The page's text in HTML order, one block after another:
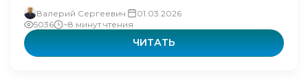
Валерий Сергеевич
01.03.2026
5036
~8 минут чтения
ЧИТАТЬ